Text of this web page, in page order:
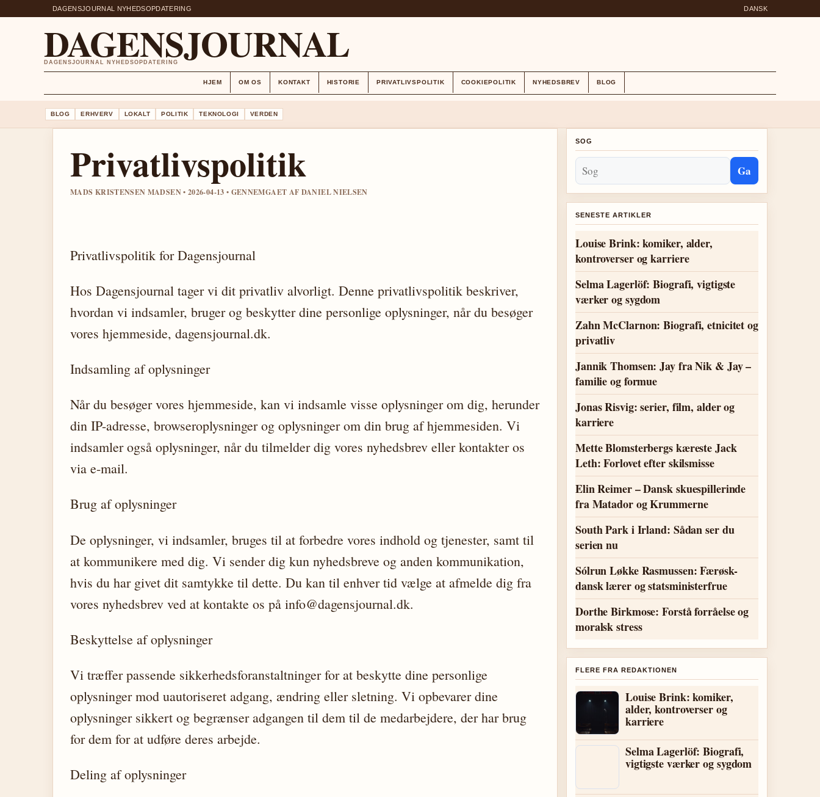
DAGENSJOURNAL NYHEDSOPDATERING DANSK
DAGENSJOURNAL
DAGENSJOURNAL NYHEDSOPDATERING
HJEM OM OS KONTAKT HISTORIE PRIVATLIVSPOLITIK COOKIEPOLITIK NYHEDSBREV BLOG
BLOG ERHVERV LOKALT POLITIK TEKNOLOGI VERDEN
Privatlivspolitik
MADS KRISTENSEN MADSEN • 2026-04-13 • GENNEMGAET AF DANIEL NIELSEN
Privatlivspolitik for Dagensjournal
Hos Dagensjournal tager vi dit privatliv alvorligt. Denne privatlivspolitik beskriver,
hvordan vi indsamler, bruger og beskytter dine personlige oplysninger, når du besøger
vores hjemmeside, dagensjournal.dk.
Indsamling af oplysninger
Når du besøger vores hjemmeside, kan vi indsamle visse oplysninger om dig, herunder
din IP-adresse, browseroplysninger og oplysninger om din brug af hjemmesiden. Vi
indsamler også oplysninger, når du tilmelder dig vores nyhedsbrev eller kontakter os
via e-mail.
Brug af oplysninger
De oplysninger, vi indsamler, bruges til at forbedre vores indhold og tjenester, samt til
at kommunikere med dig. Vi sender dig kun nyhedsbreve og anden kommunikation,
hvis du har givet dit samtykke til dette. Du kan til enhver tid vælge at afmelde dig fra
vores nyhedsbrev ved at kontakte os på info@dagensjournal.dk.
Beskyttelse af oplysninger
Vi træffer passende sikkerhedsforanstaltninger for at beskytte dine personlige
oplysninger mod uautoriseret adgang, ændring eller sletning. Vi opbevarer dine
oplysninger sikkert og begrænser adgangen til dem til de medarbejdere, der har brug
for dem for at udføre deres arbejde.
Deling af oplysninger
SOG
Ga
SENESTE ARTIKLER
Louise Brink: komiker, alder,
kontroverser og karriere
Selma Lagerlöf: Biografi, vigtigste
værker og sygdom
Zahn McClarnon: Biografi, etnicitet og
privatliv
Jannik Thomsen: Jay fra Nik & Jay –
familie og formue
Jonas Risvig: serier, film, alder og
karriere
Mette Blomsterbergs kæreste Jack
Leth: Forlovet efter skilsmisse
Elin Reimer – Dansk skuespillerinde
fra Matador og Krummerne
South Park i Irland: Sådan ser du
serien nu
Sólrun Løkke Rasmussen: Færøsk-
dansk lærer og statsministerfrue
Dorthe Birkmose: Forstå forråelse og
moralsk stress
FLERE FRA REDAKTIONEN
Louise Brink: komiker,
alder, kontroverser og
karriere
Selma Lagerlöf: Biografi,
vigtigste værker og sygdom